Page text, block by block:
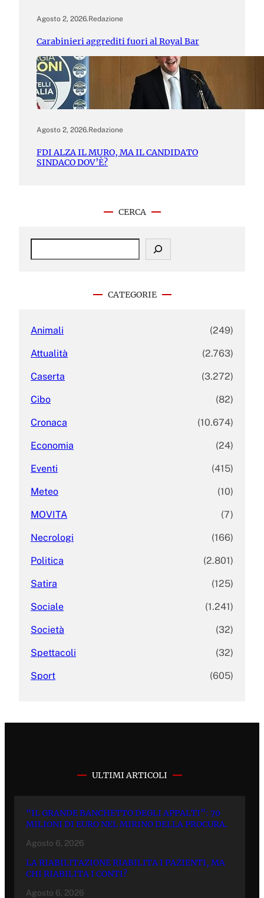
Agosto 2, 2026.Redazione
Carabinieri aggrediti fuori al Royal Bar
Agosto 2, 2026.Redazione
FDI ALZA IL MURO, MA IL CANDIDATO
SINDACO DOV’È?
CERCA
S
CATEGORIE
Animali (249)
Attualità (2.763)
Caserta (3.272)
Cibo (82)
Cronaca (10.674)
Economia (24)
Eventi (415)
Meteo (10)
MOVITA (7)
Necrologi (166)
Politica (2.801)
Satira (125)
Sociale (1.241)
Società (32)
Spettacoli (32)
Sport (605)
ULTIMI ARTICOLI
“IL GRANDE BANCHETTO DEGLI APPALTI”: 70
MILIONI DI EURO NEL MIRINO DELLA PROCURA.
Agosto 6, 2026
LA RIABILITAZIONE RIABILITA I PAZIENTI, MA
CHI RIABILITA I CONTI?
Agosto 6, 2026